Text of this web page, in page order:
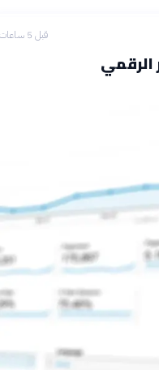
قبل 5 ساعات
الرقمي